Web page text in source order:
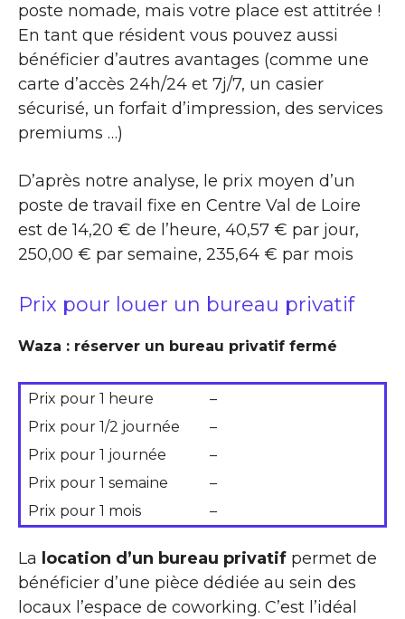
poste nomade, mais votre place est attitrée !
En tant que résident vous pouvez aussi
bénéficier d’autres avantages (comme une
carte d’accès 24h/24 et 7j/7, un casier
sécurisé, un forfait d’impression, des services
premiums …)
D’après notre analyse, le prix moyen d’un
poste de travail fixe en Centre Val de Loire
est de 14,20 € de l’heure, 40,57 € par jour,
250,00 € par semaine, 235,64 € par mois
Prix pour louer un bureau privatif
Waza : réserver un bureau privatif fermé
Prix pour 1 heure
–
Prix pour 1/2 journée
–
Prix pour 1 journée
–
Prix pour 1 semaine
–
Prix pour 1 mois
–
La location d’un bureau privatif permet de
bénéficier d’une pièce dédiée au sein des
locaux l’espace de coworking. C’est l’idéal